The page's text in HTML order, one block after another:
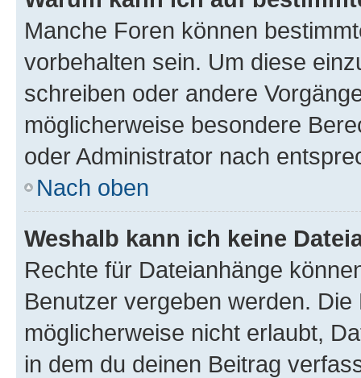
Manche Foren können
vorbehalten sein. Um diese
schreiben oder andere
möglicherweise besondere
oder Administrator nach
Nach oben
Weshalb kann ich keine
Rechte für Dateianhänge
Benutzer vergeben werden.
möglicherweise nicht erlaubt,
in dem du deinen Beitrag